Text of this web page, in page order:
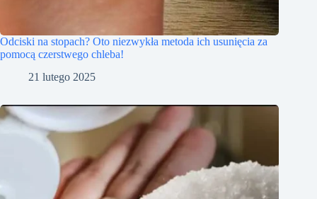
Odciski na stopach? Oto niezwykła metoda ich usunięcia za
pomocą czerstwego chleba!
21 lutego 2025